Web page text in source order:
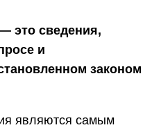
это сведения,
и
законом
являются самым